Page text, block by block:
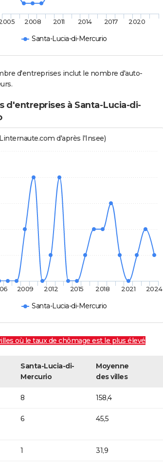
Santa-Lucia-di-Mercurio
2008 2011 2014 2017 2020
d'entreprises inclut le nombre d'auto-
d'entreprises à Santa-Lucia-di-
d'après l'Insee)
Santa-Lucia-di-Mercurio
2009 2012 2015 2018 2021 2024
où le taux de chômage est le plus élevé
Santa-Lucia-di-
Mercurio
Moyenne
des villes
8 158,4
6 45,5
1 31,9